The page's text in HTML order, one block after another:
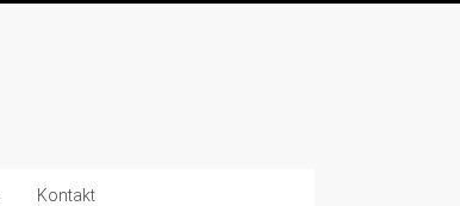
Kontakt